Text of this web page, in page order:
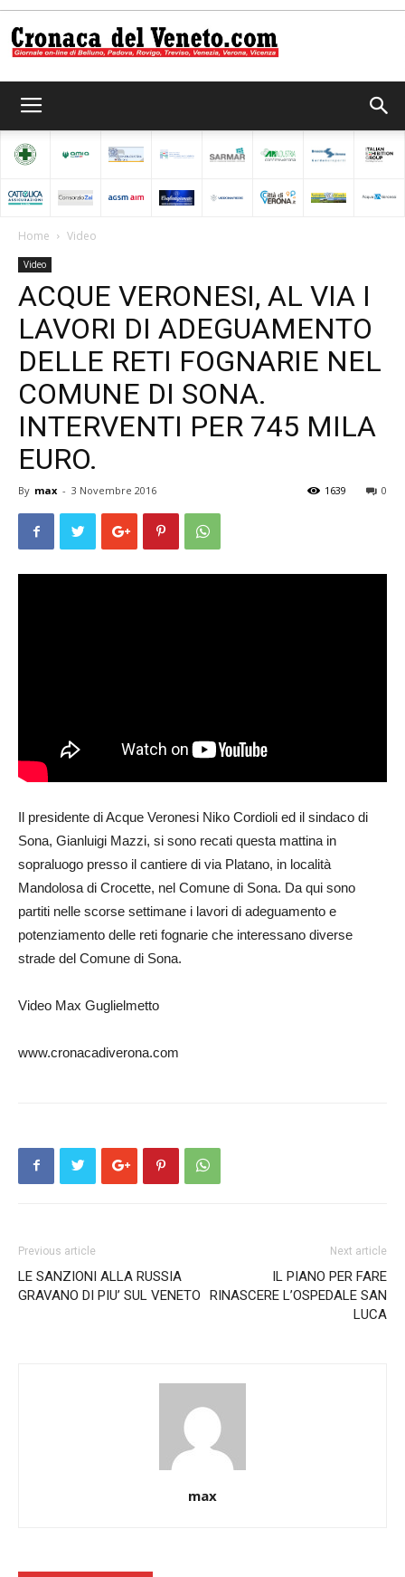
del
Home Video
Video
ACQUE VERONESI, AL VIA I
LAVORI DI ADEGUAMENTO
DELLE RETI FOGNARIE NEL
COMUNE DI SONA.
INTERVENTI PER 745 MILA
EURO.
By max - 3 Novembre 2016 0
1639
Il presidente di Acque Veronesi Niko Cordioli ed il sindaco di
Sona, Gianluigi Mazzi, si sono recati questa mattina in
sopraluogo presso il cantiere di via Platano, in località
Mandolosa di Crocette, nel Comune di Sona. Da qui sono
partiti nelle scorse settimane i lavori di adeguamento e
potenziamento delle reti fognarie che interessano diverse
strade del Comune di Sona.
Video Max Guglielmetto
www.cronacadiverona.com
Previous article
LE SANZIONI ALLA RUSSIA
GRAVANO DI PIU’ SUL VENETO
Next article
IL PIANO PER FARE
RINASCERE L’OSPEDALE SAN
LUCA
max